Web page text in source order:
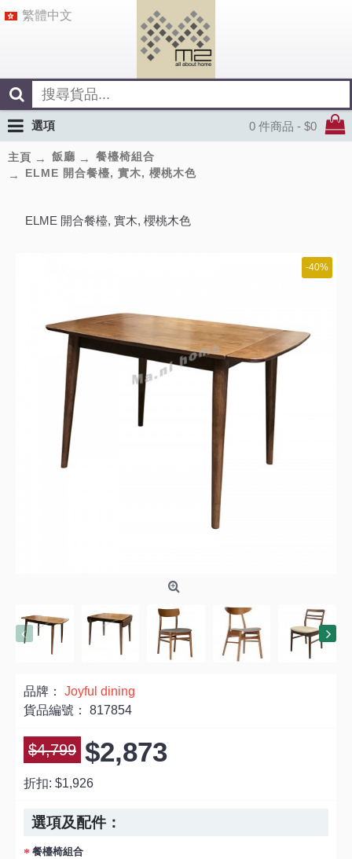
繁體中文
0 件商品 - $0
選項
主頁 飯廳
餐檯椅組合
ELME 開合餐檯, 實木, 櫻桃木色
ELME 開合餐檯, 實木, 櫻桃木色
-40%
品牌： Joyful dining
貨品編號： 817854
$4,799 $2,873
折扣: $1,926
選項及配件：
餐檯椅組合